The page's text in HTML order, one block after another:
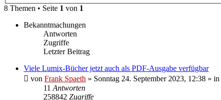
8 Themen • Seite 1 von 1
Bekanntmachungen
Antworten
Zugriffe
Letzter Beitrag
Viele Lumix-Bücher jetzt auch als PDF-Ausgabe verfügbar
von Frank Spaeth » Sonntag 24. September 2023, 12:38 » in
11 Antworten
258842 Zugriffe